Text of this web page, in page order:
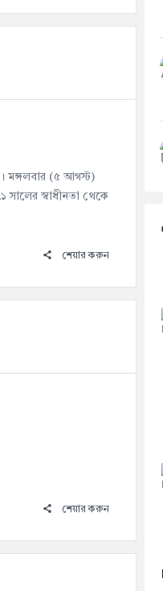
মঙ্গলবার (৫ আগস্ট)
সালের স্বাধীনতা থেকে
শেয়ার করুন
শেয়ার করুন